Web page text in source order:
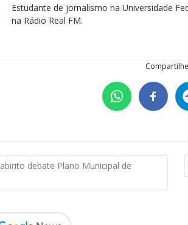
Estudante de jornalismo na Universidade
na Rádio Real FM.
debate Plano Municipal de